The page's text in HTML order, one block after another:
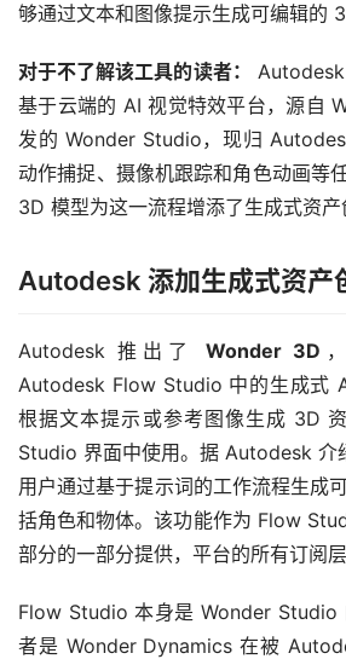
够通过文本和图像提示生成可编辑的
对于不了解该工具的读者：
基于云端的 AI 视觉特效平台，源自
发的 Wonder Studio，现归
动作捕捉、摄像机跟踪和角色动画等
3D 模型为这一流程增添了生成式资产
Autodesk 添加生成式资产
Autodesk 推出了 Wonder 3D
Autodesk Flow Studio 中的生成式
根据文本提示或参考图像生成 3D
Studio 界面中使用。据 Autodesk 介
用户通过基于提示词的工作流程生成
括角色和物体。该功能作为 Flow
部分的一部分提供，平台的所有订阅层
Flow Studio 本身是 Wonder Studio
者是 Wonder Dynamics 在被